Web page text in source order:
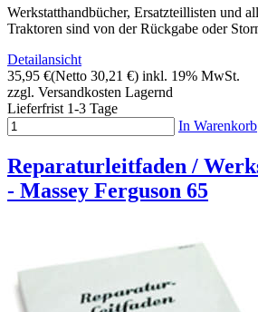
Werkstatthandbücher, Ersatzteillisten und
Traktoren sind von der Rückgabe oder
Detailansicht
35,95 €(Netto 30,21 €) inkl. 19% MwSt.
zzgl. Versandkosten Lagernd
Lieferfrist 1-3 Tage
In Warenkorb
Reparaturleitfaden /
- Massey Ferguson 65